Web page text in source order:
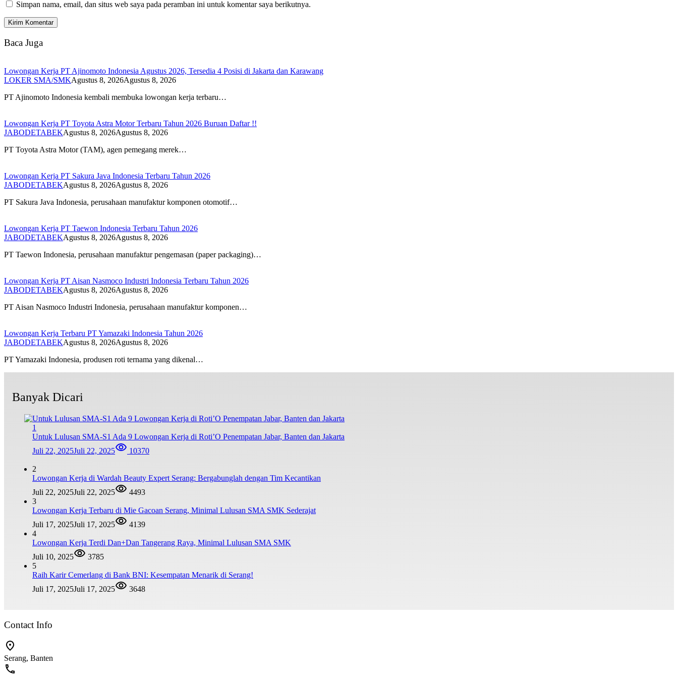
Simpan nama, email, dan situs web saya pada peramban ini untuk komentar saya berikutnya.
Baca Juga
Lowongan Kerja PT Ajinomoto Indonesia Agustus 2026, Tersedia 4 Posisi di Jakarta dan Karawang
LOKER SMA/SMKAgustus 8, 2026Agustus 8, 2026
PT Ajinomoto Indonesia kembali membuka lowongan kerja terbaru…
Lowongan Kerja PT Toyota Astra Motor Terbaru Tahun 2026 Buruan Daftar !!
JABODETABEKAgustus 8, 2026Agustus 8, 2026
PT Toyota Astra Motor (TAM), agen pemegang merek…
Lowongan Kerja PT Sakura Java Indonesia Terbaru Tahun 2026
JABODETABEKAgustus 8, 2026Agustus 8, 2026
PT Sakura Java Indonesia, perusahaan manufaktur komponen otomotif…
Lowongan Kerja PT Taewon Indonesia Terbaru Tahun 2026
JABODETABEKAgustus 8, 2026Agustus 8, 2026
PT Taewon Indonesia, perusahaan manufaktur pengemasan (paper packaging)…
Lowongan Kerja PT Aisan Nasmoco Industri Indonesia Terbaru Tahun 2026
JABODETABEKAgustus 8, 2026Agustus 8, 2026
PT Aisan Nasmoco Industri Indonesia, perusahaan manufaktur komponen…
Lowongan Kerja Terbaru PT Yamazaki Indonesia Tahun 2026
JABODETABEKAgustus 8, 2026Agustus 8, 2026
PT Yamazaki Indonesia, produsen roti ternama yang dikenal…
Banyak Dicari
1
Untuk Lulusan SMA-S1 Ada 9 Lowongan Kerja di Roti’O Penempatan Jabar, Banten dan Jakarta
Juli 22, 2025Juli 22, 2025 10370
2
Lowongan Kerja di Wardah Beauty Expert Serang: Bergabunglah dengan Tim Kecantikan
Juli 22, 2025Juli 22, 2025
4493
3
Lowongan Kerja Terbaru di Mie Gacoan Serang, Minimal Lulusan SMA SMK Sederajat
Juli 17, 2025Juli 17, 2025
4139
4
Lowongan Kerja Terdi Dan+Dan Tangerang Raya, Minimal Lulusan SMA SMK
Juli 10, 2025
3785
5
Raih Karir Cemerlang di Bank BNI: Kesempatan Menarik di Serang!
Juli 17, 2025Juli 17, 2025 3648
Contact Info
Serang, Banten